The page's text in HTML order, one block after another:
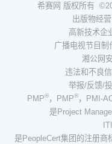
希赛网 版权所有
出版物经
高新技术企
广播电视节目制
湘公网
违法和不良
举报/反馈/
PMP®，PMP®，PMI-
是Project
是PeopleCert集团的注册商